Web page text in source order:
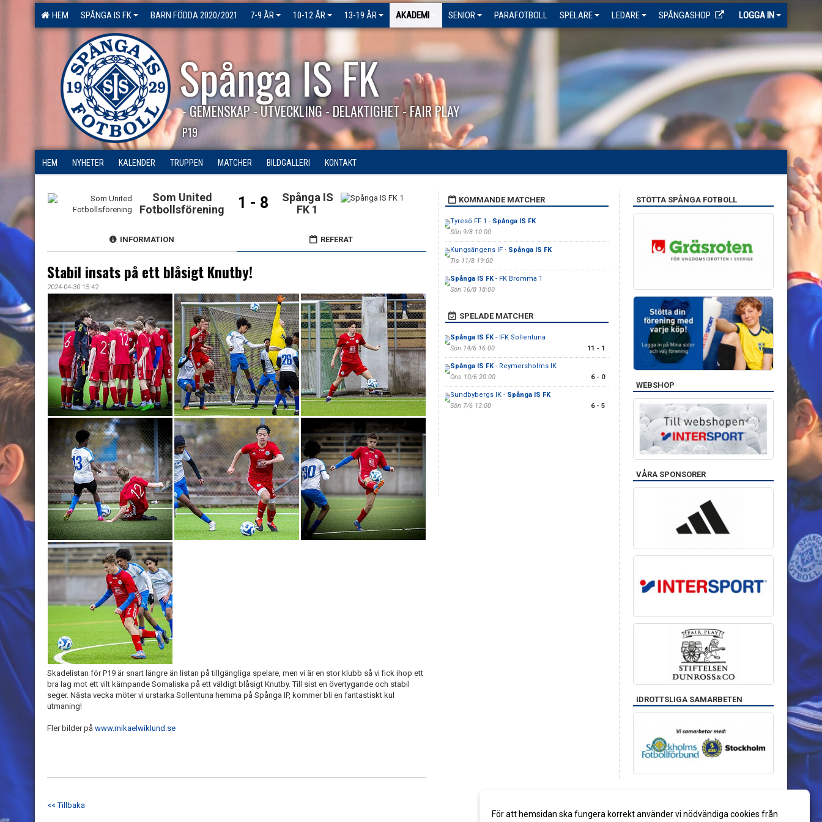
HEM SPÅNGA IS FK BARN FÖDDA 2020/2021 7-9 ÅR 10-12 ÅR 13-19 ÅR AKADEMI SENIOR PARAFOTBOLL SPELARE LEDARE SPÅNGASHOP LOGGA IN
Spånga IS FK
- GEMENSKAP - UTVECKLING - DELAKTIGHET - FAIR PLAY
P19
HEM NYHETER KALENDER TRUPPEN MATCHER BILDGALLERI KONTAKT
Som United
Fotbollsförening
1 - 8
Spånga IS
FK 1
INFORMATION REFERAT
Stabil insats på ett blåsigt Knutby!
2024-04-30 15:42
Skadelistan för P19 är snart längre än listan på tillgängliga spelare, men vi är en stor klubb så vi fick ihop ett
bra lag mot ett vilt kämpande Somaliska på ett väldigt blåsigt Knutby. Till sist en övertygande och stabil
seger. Nästa vecka möter vi urstarka Sollentuna hemma på Spånga IP, kommer bli en fantastiskt kul
utmaning!
Fler bilder på www.mikaelwiklund.se
<< Tillbaka
KOMMANDE MATCHER
Tyresö FF 1 - Spånga IS FK
Sön 9/8 10:00
Kungsängens IF - Spånga IS FK
Tis 11/8 19:00
Spånga IS FK- FK Bromma 1
Sön 16/8 18:00
SPELADE MATCHER
Spånga IS FK- IFK Sollentuna
Sön 14/6 16:00
11 - 1
Spånga IS FK- Reymersholms IK
Ons 10/6 20:00
6 - 0
Sundbybergs IK - Spånga IS FK
Sön 7/6 13:00
6 - 5
STÖTTA SPÅNGA FOTBOLL
WEBSHOP
VÅRA SPONSORER
IDROTTSLIGA SAMARBETEN
För att hemsidan ska fungera korrekt använder vi nödvändiga cookies från